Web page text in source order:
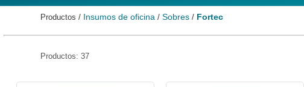
Productos / Insumos de oficina /Sobres / Fortec
Productos: 37